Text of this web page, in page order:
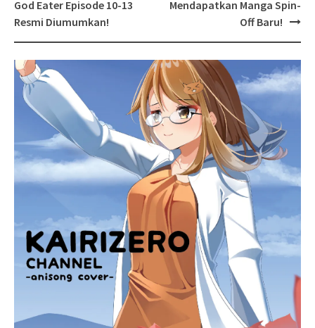
navigation
God Eater Episode 10-13
Resmi Diumumkan!
Mendapatkan Manga Spin-
Off Baru!